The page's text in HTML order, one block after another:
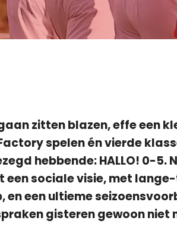
zitten blazen, effe een
spelen én vierde
hebbende: HALLO! 0-5.
een sociale visie, met
en een ultieme
gisteren gewoon niet